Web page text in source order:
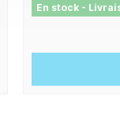
En stock -